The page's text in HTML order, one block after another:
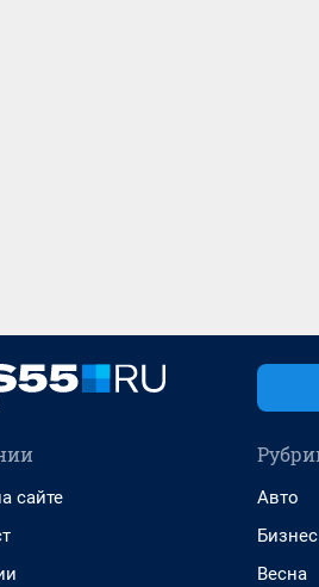
сайте
Авто
Бизнес
Весна